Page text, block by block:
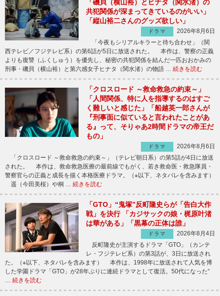
「磯貝（横山裕）とヒナタ（関水渚）の
共犯関係が深まってきているのがいい」
「縦山裕二さんのグッズ欲しい」
ドラマ
2026年8月6日
「今夜もシリアルキラーと待ち合わせ」（関
西テレビ／フジテレビ系）の第6話が5日に放送された。 本作は、警察の正義
よりも復讐（ふくしゅう）を優先し、秘密の共犯関係を結んだ一匹おおかみの
刑事・磯貝（横山裕）と第六感女子ヒナタ（関水渚）の物語 … 続きを読む
「クロスロード ～救命救急の約束～」
「人間関係、特に人を指導するのはすご
く難しいと感じた」「船越英一郎さんが
『刑事面に似ていると言われたことがあ
る』って、そりゃあ2時間ドラマの帝王だ
もの」
ドラマ
2026年8月6日
「クロスロード ～救命救急の約束～」（テレビ朝日系）の第5話が4日に放送
された。 本作は、救命救急医療の最前線でもがく、若き救命医・救急隊員・
警察官らの正義と成長を描く本格医療ドラマ。（※以下、ネタバレを含みます）
遥（今田美桜）や桐 … 続きを読む
「GTO」“鬼塚”反町隆史らが「告白大作
戦」を決行 「カジサックの娘・梶原叶渚
は華がある」「黒幕の正体は誰」
ドラマ
2026年8月4日
反町隆史が主演するドラマ「GTO」（カンテ
レ・フジテレビ系）の第3話が、3日に放送され
た。（※以下、ネタバレを含みます） 本作は、1998年に放送されて人気を博
した学園ドラマ「GTO」が28年ぶりに連続ドラマとして復活。50代になった“
… 続きを読む